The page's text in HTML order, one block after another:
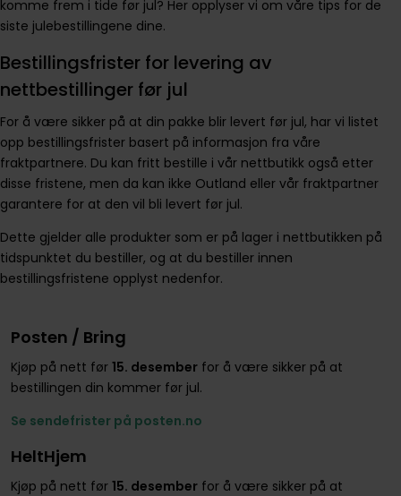
komme frem i tide før jul? Her opplyser vi om våre tips for de
siste julebestillingene dine.
Bestillingsfrister for levering av
nettbestillinger før jul
For å være sikker på at din pakke blir levert før jul, har vi listet
opp bestillingsfrister basert på informasjon fra våre
fraktpartnere. Du kan fritt bestille i vår nettbutikk også etter
disse fristene, men da kan ikke Outland eller vår fraktpartner
garantere for at den vil bli levert før jul.
Dette gjelder alle produkter som er på lager i nettbutikken på
tidspunktet du bestiller, og at du bestiller innen
bestillingsfristene opplyst nedenfor.
Posten / Bring
Kjøp på nett før 15. desemberfor å være sikker på at
bestillingen din kommer før jul.
Se sendefrister på posten.no
HeltHjem
Kjøp på nett før 15. desemberfor å være sikker på at